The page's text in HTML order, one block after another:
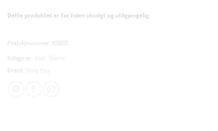
Dette produktet er for tiden utsolgt og utilgjengelig.
Produktnummer: 103033
Kategorier: Klær Skjorte
Brand: Noisy May